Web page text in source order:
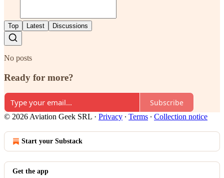
Top Latest Discussions
No posts
Ready for more?
Subscribe
© 2026 Aviation Geek SRL · Privacy ∙ Terms ∙ Collection notice
Start your Substack
Get the app